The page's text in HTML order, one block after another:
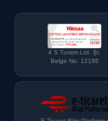
4 S Turizm Ltd. Şt.
Belge No: 12195